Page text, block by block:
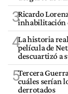
3Ricardo
inhabilitación
4La historia
película de
descuartizó a
5Tercera
cuáles serían
derrotados